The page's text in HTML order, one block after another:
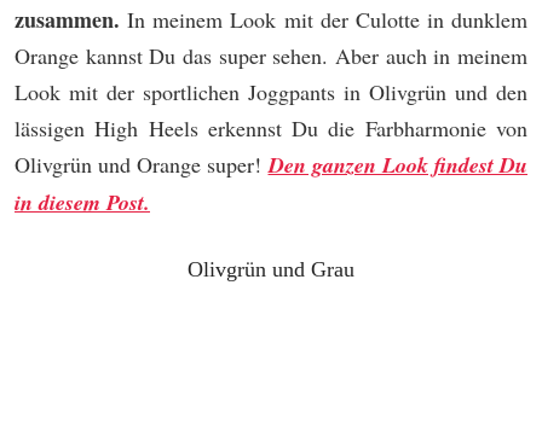
zusammen.In meinem Look mit der Culotte in dunklem
Orange kannst Du das super sehen. Aber auch in meinem
Look mit der sportlichen Joggpants in Olivgrün und den
lässigen High Heels erkennst Du die Farbharmonie von
Olivgrün und Orange super!Den ganzen Look findest Du
in diesem Post.
Olivgrün und Grau